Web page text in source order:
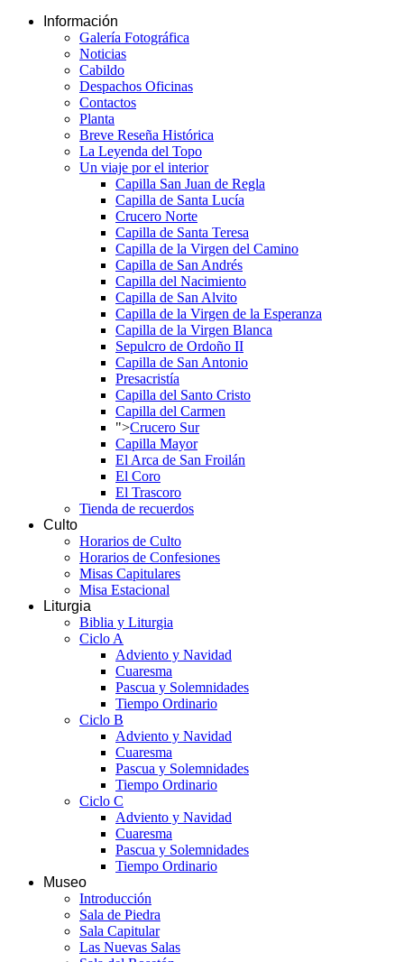
Información
Galería Fotográfica
Noticias
Cabildo
Despachos Oficinas
Contactos
Planta
Breve Reseña Histórica
La Leyenda del Topo
Un viaje por el interior
Capilla San Juan de Regla
Capilla de Santa Lucía
Crucero Norte
Capilla de Santa Teresa
Capilla de la Virgen del Camino
Capilla de San Andrés
Capilla del Nacimiento
Capilla de San Alvito
Capilla de la Virgen de la Esperanza
Capilla de la Virgen Blanca
Sepulcro de Ordoño II
Capilla de San Antonio
Presacristía
Capilla del Santo Cristo
Capilla del Carmen
">Crucero Sur
Capilla Mayor
El Arca de San Froilán
El Coro
El Trascoro
Tienda de recuerdos
Culto
Horarios de Culto
Horarios de Confesiones
Misas Capitulares
Misa Estacional
Liturgia
Biblia y Liturgia
Ciclo A
Adviento y Navidad
Cuaresma
Pascua y Solemnidades
Tiempo Ordinario
Ciclo B
Adviento y Navidad
Cuaresma
Pascua y Solemnidades
Tiempo Ordinario
Ciclo C
Adviento y Navidad
Cuaresma
Pascua y Solemnidades
Tiempo Ordinario
Museo
Introducción
Sala de Piedra
Sala Capitular
Las Nuevas Salas